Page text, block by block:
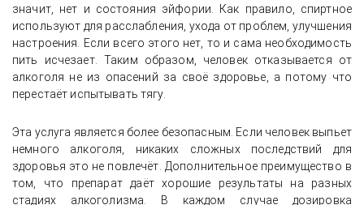
значит, нет и состояния эйфории. Как правило, спиртное
используют для расслабления, ухода от проблем, улучшения
настроения. Если всего этого нет, то и сама необходимость
пить исчезает. Таким образом, человек отказывается от
алкоголя не из опасений за своё здоровье, а потому что
перестаёт испытывать тягу.
Эта услуга является более безопасным. Если человек выпьет
немного алкоголя, никаких сложных последствий для
здоровья это не повлечёт. Дополнительное преимущество в
том, что препарат даёт хорошие результаты на разных
стадиях алкоголизма. В каждом случае дозировка